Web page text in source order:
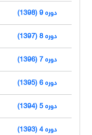
دوره 9 (1398)
دوره 8 (1397)
دوره 7 (1396)
دوره 6 (1395)
دوره 5 (1394)
دوره 4 (1393)